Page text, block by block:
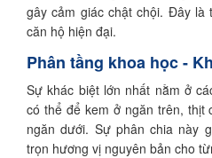
gây cảm giác chật chội. Đây là
căn hộ hiện đại.
Phân tầng khoa học -
Sự khác biệt lớn nhất nằm ở
có thể để kem ở ngăn trên,
ngăn dưới. Sự phân chia này
trọn hương vị nguyên bản cho